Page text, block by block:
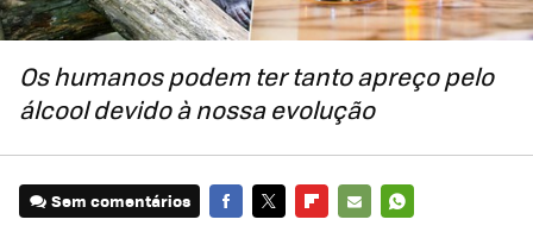
Os humanos podem ter tanto apreço pelo
álcool devido à nossa evolução
Sem comentários